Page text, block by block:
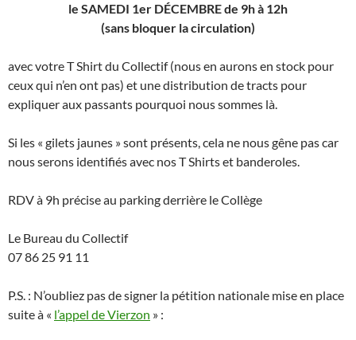
le SAMEDI 1er DÉCEMBRE de 9h à 12h
(sans bloquer la circulation)
avec votre T Shirt du Collectif (nous en aurons en stock pour
ceux qui n’en ont pas) et une distribution de tracts pour
expliquer aux passants pourquoi nous sommes là.
Si les « gilets jaunes » sont présents, cela ne nous gêne pas car
nous serons identifiés avec nos T Shirts et banderoles.
RDV à 9h précise au parking derrière le Collège
Le Bureau du Collectif
07 86 25 91 11
P.S. : N’oubliez pas de signer la pétition nationale mise en place
suite à « l’appel de Vierzon » :